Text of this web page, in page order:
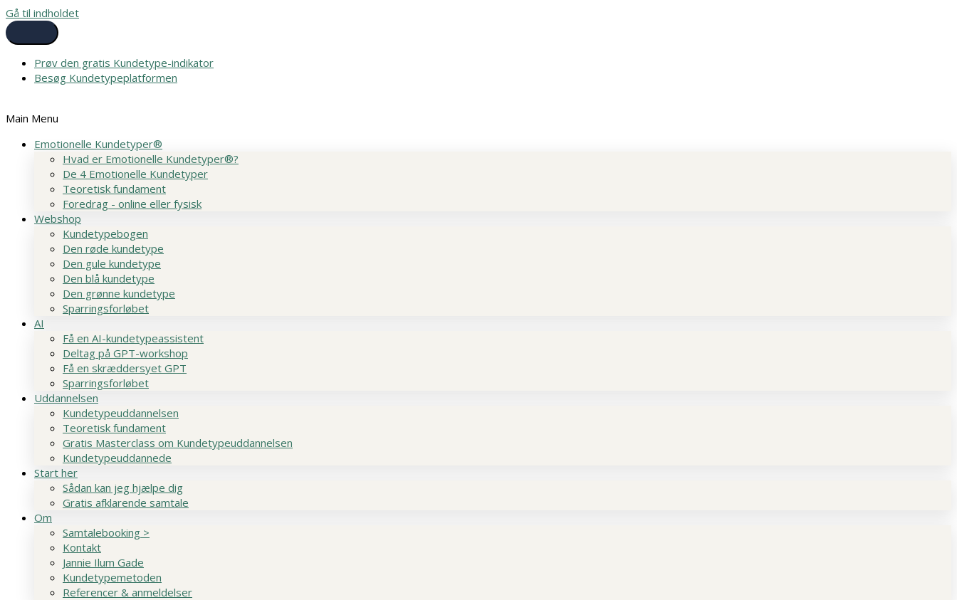
Gå til indholdet
Prøv den gratis Kundetype-indikator
Besøg Kundetypeplatformen
Main Menu
Emotionelle Kundetyper®
Hvad er Emotionelle Kundetyper®?
De 4 Emotionelle Kundetyper
Teoretisk fundament
Foredrag - online eller fysisk
Webshop
Kundetypebogen
Den røde kundetype
Den gule kundetype
Den blå kundetype
Den grønne kundetype
Sparringsforløbet
AI
Få en AI-kundetypeassistent
Deltag på GPT-workshop
Få en skræddersyet GPT
Sparringsforløbet
Uddannelsen
Kundetypeuddannelsen
Teoretisk fundament
Gratis Masterclass om Kundetypeuddannelsen
Kundetypeuddannede
Start her
Sådan kan jeg hjælpe dig
Gratis afklarende samtale
Om
Samtalebooking >
Kontakt
Jannie Ilum Gade
Kundetypemetoden
Referencer & anmeldelser